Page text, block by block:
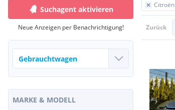
Citroën
Zurück
Suchagent aktivieren
Neue Anzeigen per Benachrichtigung!
MARKE & MODELL